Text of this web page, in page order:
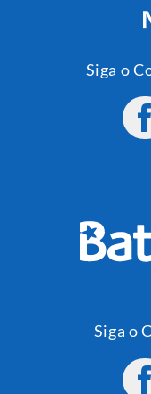
Siga o
Siga o